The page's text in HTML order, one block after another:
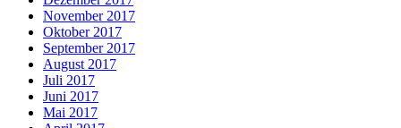
November 2017
Oktober 2017
September 2017
August 2017
Juli 2017
Juni 2017
Mai 2017